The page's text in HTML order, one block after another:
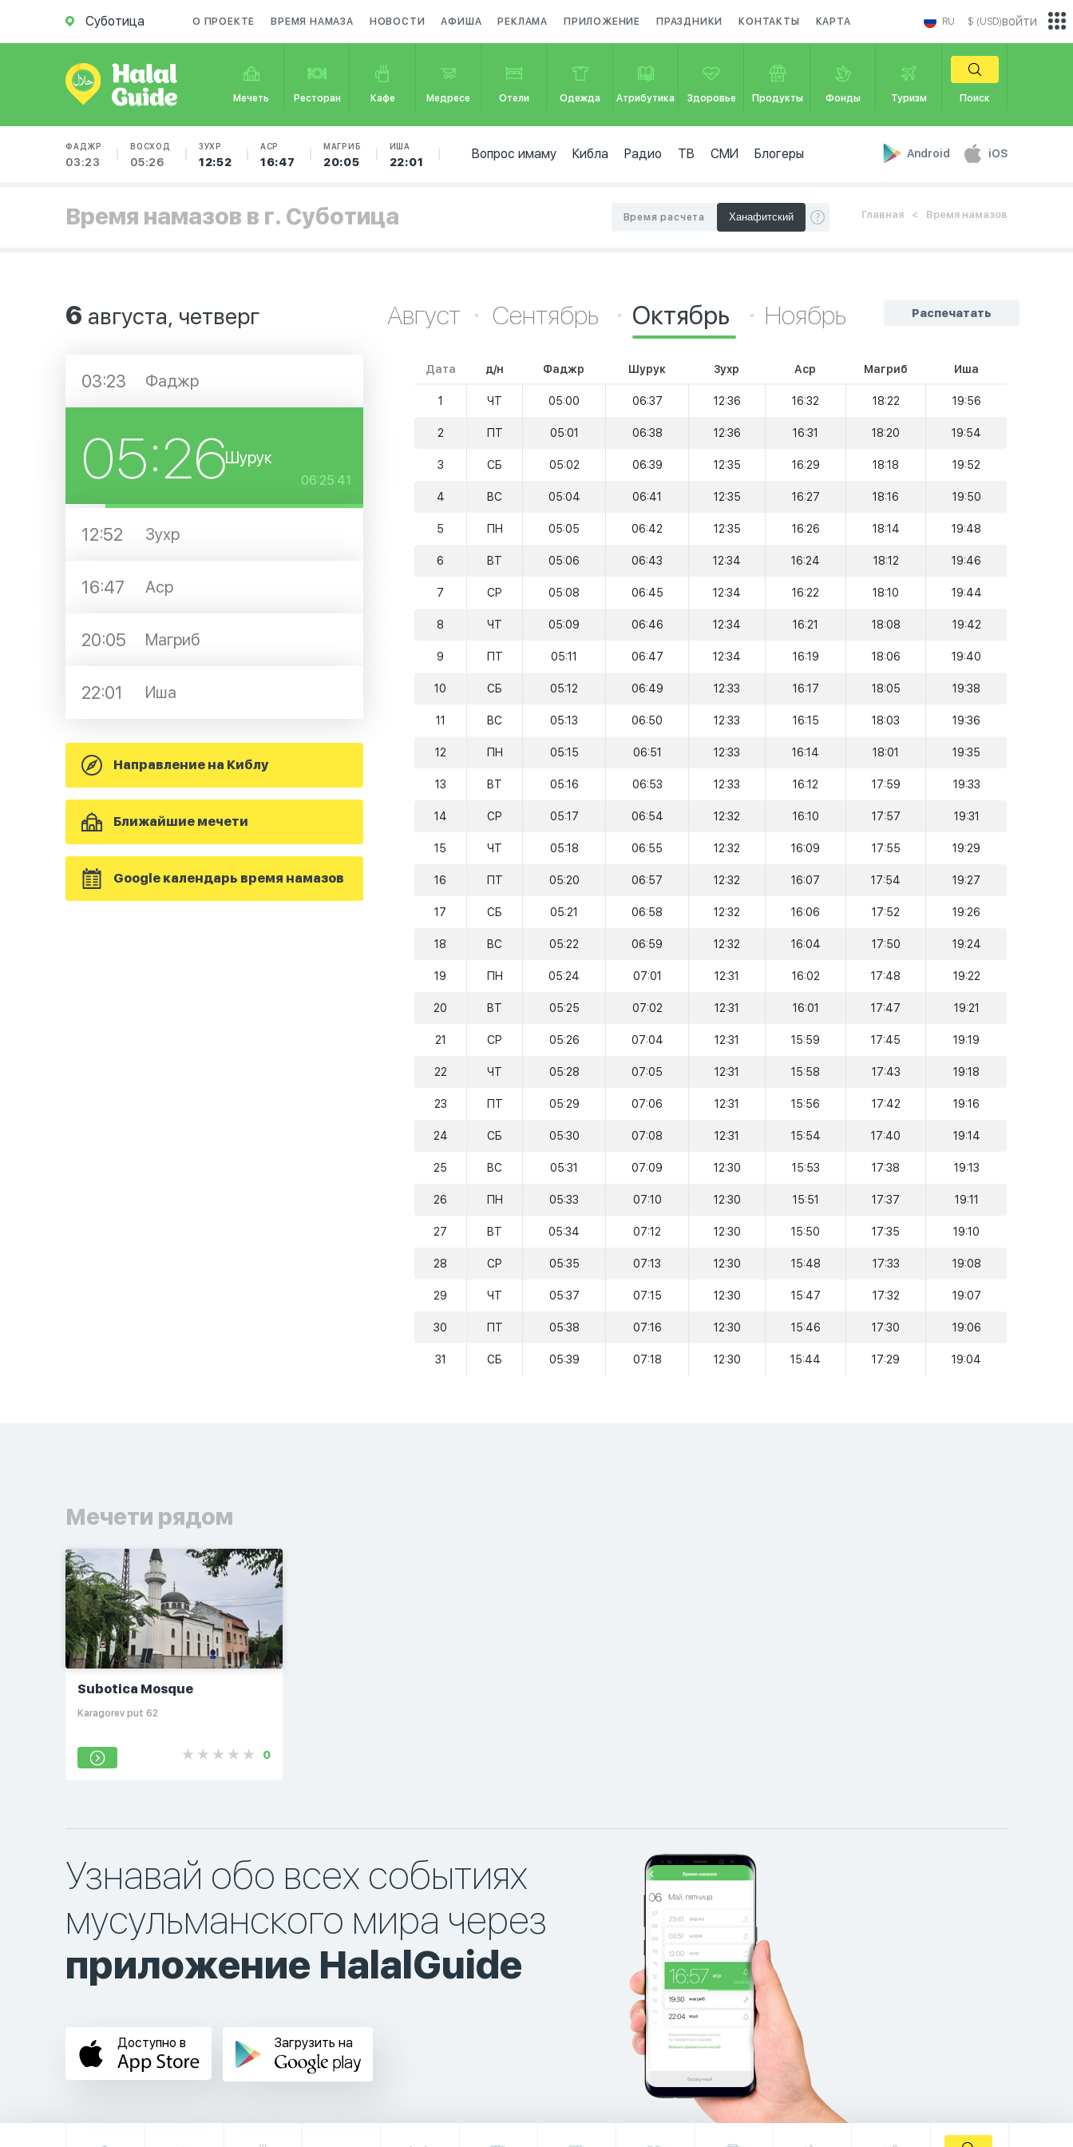
Суботица О ПРОЕКТЕ ВРЕМЯ НАМАЗА НОВОСТИ АФИША РЕКЛАМА ПРИЛОЖЕНИЕ ПРАЗДНИКИ КОНТАКТЫ КАРТА RU $ (USD)
Мечеть Ресторан Кафе Медресе Отели Одежда Атрибутика Здоровье Продукты Фонды Туризм Поиск
ФАДЖР
03:23
ВОСХОД
05:26
ЗУХР
12:52
АСР
16:47
МАГРИБ
20:05
ИША
22:01
Вопрос имаму Кибла Радио ТВ СМИ Блогеры Android iOS
войти
Время намазов в г. Суботица Главная Время намазов
Время расчета
6 августа, четверг
03:23 Фаджр
05:26Шурук
06:25:40
12:52 Зухр
16:47 Аср
20:05 Магриб
22:01 Иша
Направление на Киблу
Ближайшие мечети
Google календарь время намазов
Распечатать
Август Сентябрь Октябрь Ноябрь
Дата д/н Фаджр Шурук Зухр Аср Магриб Иша
1 ЧТ 05:00 06:37 12:36 16:32 18:22 19:56
2 ПТ 05:01 06:38 12:36 16:31 18:20 19:54
3 СБ 05:02 06:39 12:35 16:29 18:18 19:52
4 ВС 05:04 06:41 12:35 16:27 18:16 19:50
5 ПН 05:05 06:42 12:35 16:26 18:14 19:48
6 ВТ 05:06 06:43 12:34 16:24 18:12 19:46
7 СР 05:08 06:45 12:34 16:22 18:10 19:44
8 ЧТ 05:09 06:46 12:34 16:21 18:08 19:42
9 ПТ 05:11 06:47 12:34 16:19 18:06 19:40
10 СБ 05:12 06:49 12:33 16:17 18:05 19:38
11 ВС 05:13 06:50 12:33 16:15 18:03 19:36
12 ПН 05:15 06:51 12:33 16:14 18:01 19:35
13 ВТ 05:16 06:53 12:33 16:12 17:59 19:33
14 СР 05:17 06:54 12:32 16:10 17:57 19:31
15 ЧТ 05:18 06:55 12:32 16:09 17:55 19:29
16 ПТ 05:20 06:57 12:32 16:07 17:54 19:27
17 СБ 05:21 06:58 12:32 16:06 17:52 19:26
18 ВС 05:22 06:59 12:32 16:04 17:50 19:24
19 ПН 05:24 07:01 12:31 16:02 17:48 19:22
20 ВТ 05:25 07:02 12:31 16:01 17:47 19:21
21 СР 05:26 07:04 12:31 15:59 17:45 19:19
22 ЧТ 05:28 07:05 12:31 15:58 17:43 19:18
23 ПТ 05:29 07:06 12:31 15:56 17:42 19:16
24 СБ 05:30 07:08 12:31 15:54 17:40 19:14
25 ВС 05:31 07:09 12:30 15:53 17:38 19:13
26 ПН 05:33 07:10 12:30 15:51 17:37 19:11
27 ВТ 05:34 07:12 12:30 15:50 17:35 19:10
28 СР 05:35 07:13 12:30 15:48 17:33 19:08
29 ЧТ 05:37 07:15 12:30 15:47 17:32 19:07
30 ПТ 05:38 07:16 12:30 15:46 17:30 19:06
31 СБ 05:39 07:18 12:30 15:44 17:29 19:04
Мечети рядом
Subotica Mosque
Karagorev put 62
0
Узнавай обо всех событиях
мусульманского мира через
приложение HalalGuide
Доступно в Загрузить на